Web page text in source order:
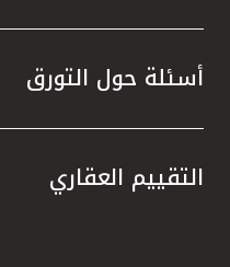
أسئلة حول التورق
التقييم العقاري